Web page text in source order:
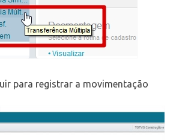
para registrar a movimentação